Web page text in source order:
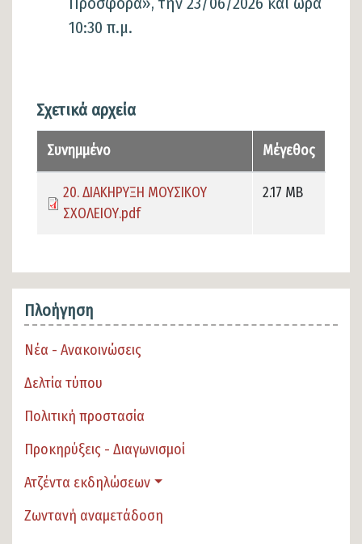
10:30 π.μ.
Σχετικά αρχεία
Συνημμένο Μέγεθος
20. ΔΙΑΚΗΡΥΞΗ ΜΟΥΣΙΚΟΥ
ΣΧΟΛΕΙΟΥ.pdf
2.17 MB
Πλοήγηση
Νέα - Ανακοινώσεις
Δελτία τύπου
Πολιτική προστασία
Προκηρύξεις - Διαγωνισμοί
Ατζέντα εκδηλώσεων
Ζωντανή αναμετάδοση